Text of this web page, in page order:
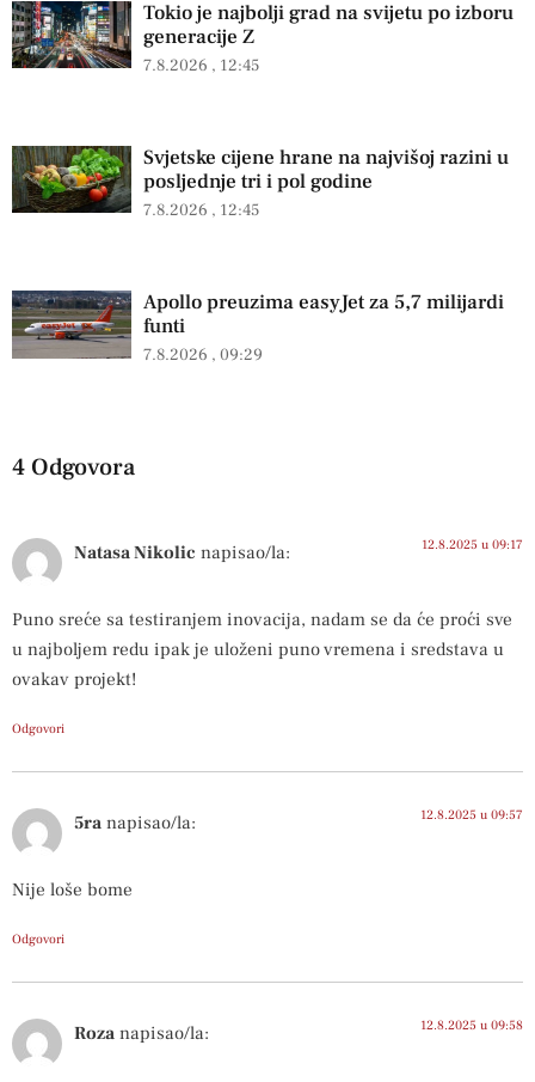
Tokio je najbolji grad na svijetu po izboru
generacije Z
7.8.2026 12:45
Svjetske cijene hrane na najvišoj razini u
posljednje tri i pol godine
7.8.2026 12:45
Apollo preuzima easyJet za 5,7 milijardi
funti
7.8.2026 09:29
4 Odgovora
Natasa Nikolic napisao/la: 12.8.2025 u 09:17
Puno sreće sa testiranjem inovacija, nadam se da će proći sve
u najboljem redu ipak je uloženi puno vremena i sredstava u
ovakav projekt!
Odgovori
5ra napisao/la: 12.8.2025 u 09:57
Nije loše bome
Odgovori
Roza napisao/la: 12.8.2025 u 09:58